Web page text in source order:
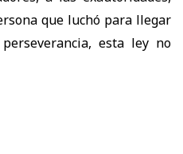
que luchó para llegar
esta ley no